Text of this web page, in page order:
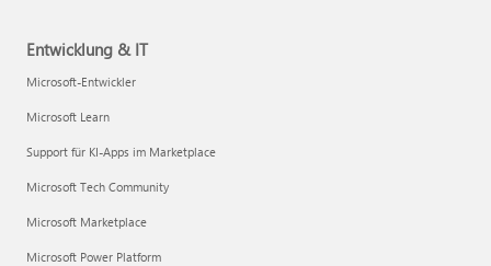
Entwicklung & IT
Microsoft-Entwickler
Microsoft Learn
Support für KI-Apps im Marketplace
Microsoft Tech Community
Microsoft Marketplace
Microsoft Power Platform